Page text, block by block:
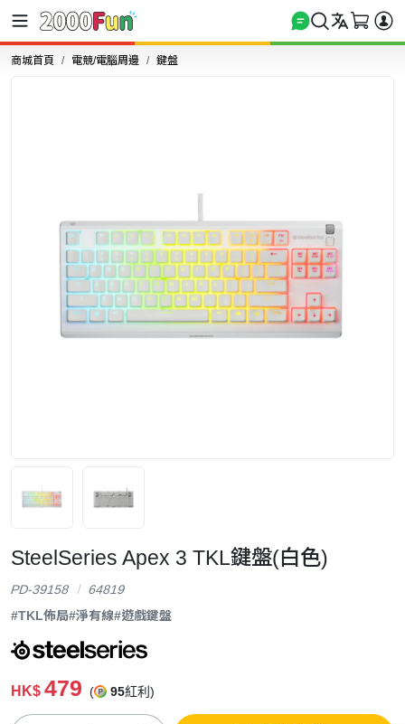
商城首頁 電競/電腦周邊 鍵盤
SteelSeries Apex 3 TKL鍵盤(白色)
PD-39158
64819
#TKL佈局#淨有線#遊戲鍵盤
HK$ 479 ( 95紅利)